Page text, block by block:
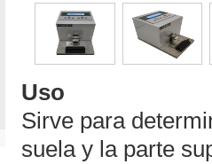
Uso
Sirve para
suela y la parte